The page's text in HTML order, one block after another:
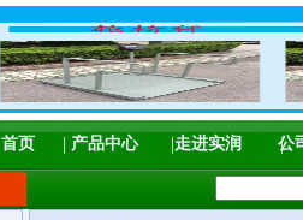
首页 产品中心 走进实润 公